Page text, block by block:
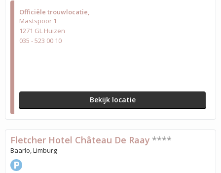
Officiële trouwlocatie
Mastspoor 1
1271 GL Huizen
035 - 523 00 10
Bekijk locatie
Fletcher Hotel Château De Raay ****
Baarlo, Limburg